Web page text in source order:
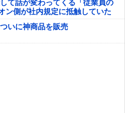
て話が変わってくる「従業員の
ン側が社内規定に抵触していた
いに神商品を販売